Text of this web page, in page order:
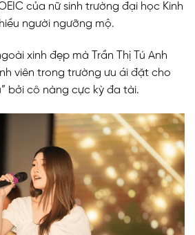
của nữ sinh trường đại học Kinh
người ngưỡng mộ.
xinh đẹp mà Trần Thị Tú Anh
viên trong trường ưu ái đặt cho
bởi cô nàng cực kỳ đa tài.